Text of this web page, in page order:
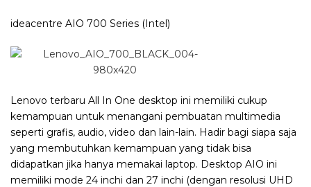
ideacentre AIO 700 Series (Intel)
Lenovo terbaru All In One desktop ini memiliki cukup
kemampuan untuk menangani pembuatan multimedia
seperti grafis, audio, video dan lain-lain. Hadir bagi siapa saja
yang membutuhkan kemampuan yang tidak bisa
didapatkan jika hanya memakai laptop. Desktop AIO ini
memiliki mode 24 inchi dan 27 inchi (dengan resolusi UHD